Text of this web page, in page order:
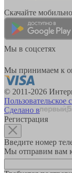
Скачайте
Мы в соцсетях
Мы принимаем к
© 2011-2026
Пользовательское
Сделано в
Регистрация
Введите номер
Мы отправим вам